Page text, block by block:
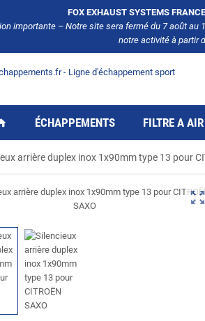
FOX EXHAUST SYSTEMS FRANCE
importante – Notre site sera fermé du 7 août au
notre activité à partir
ÉCHAPPEMENTS FILTRE A AIR
arrière duplex inox 1x90mm type 13 pour